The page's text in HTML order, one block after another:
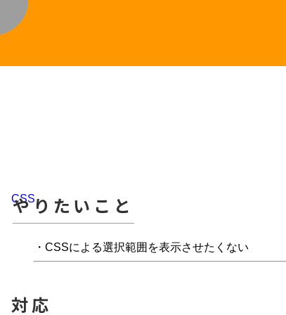
CSS
やりたいこと
・CSSによる選択範囲を表示させたくない
対応